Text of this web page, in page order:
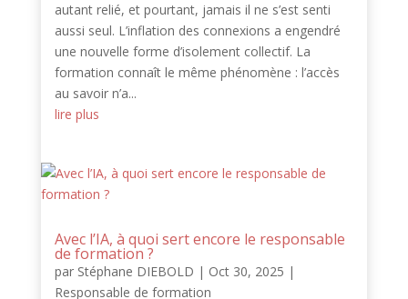
autant relié, et pourtant, jamais il ne s’est senti
aussi seul. L’inflation des connexions a engendré
une nouvelle forme d’isolement collectif. La
formation connaît le même phénomène : l’accès
au savoir n’a...
lire plus
Avec l’IA, à quoi sert encore le responsable
de formation ?
par Stéphane DIEBOLD | Oct 30, 2025 |
Responsable de formation